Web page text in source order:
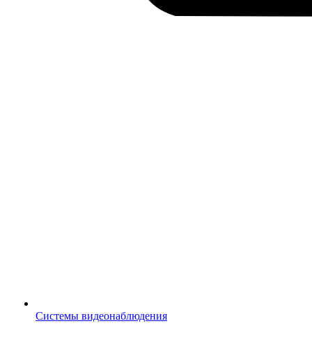
Системы видеонаблюдения